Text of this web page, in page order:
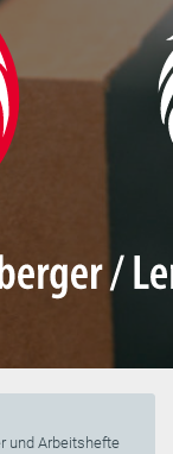
und Arbeitshefte